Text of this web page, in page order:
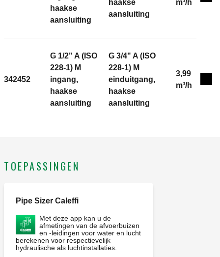
haakse
aansluiting
haakse
aansluiting
m³/h
342452
G 1/2" A (ISO
228-1) M
ingang,
haakse
aansluiting
G 3/4" A (ISO
228-1) M
einduitgang,
haakse
aansluiting
3,99
m³/h
TOEPASSINGEN
Pipe Sizer Caleffi
Met deze app kan u de
afmetingen van de afvoerbuizen
en -leidingen voor water en lucht
berekenen voor respectievelijk
hydraulische als luchtinstallaties.